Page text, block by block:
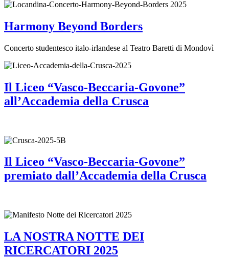
Harmony Beyond Borders
Concerto studentesco italo-irlandese al Teatro Baretti di Mondovì
Il Liceo “Vasco-Beccaria-Govone”
all’Accademia della Crusca
Il Liceo “Vasco-Beccaria-Govone”
premiato dall’Accademia della Crusca
LA NOSTRA NOTTE DEI
RICERCATORI 2025